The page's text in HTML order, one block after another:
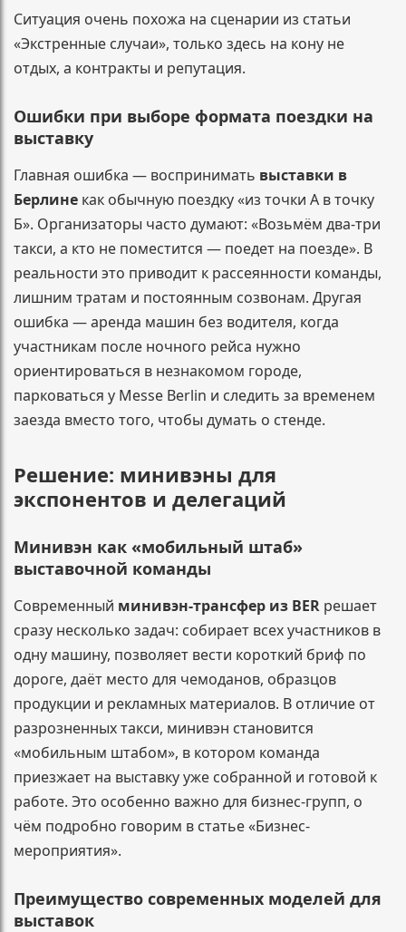
Ситуация очень похожа на сценарии из статьи
«Экстренные случаи», только здесь на кону не
отдых, а контракты и репутация.
Ошибки при выборе формата поездки на
выставку
Главная ошибка — воспринимать выставки в
Берлине как обычную поездку «из точки А в точку
Б». Организаторы часто думают: «Возьмём два-три
такси, а кто не поместится — поедет на поезде». В
реальности это приводит к рассеянности команды,
лишним тратам и постоянным созвонам. Другая
ошибка — аренда машин без водителя, когда
участникам после ночного рейса нужно
ориентироваться в незнакомом городе,
парковаться у Messe Berlin и следить за временем
заезда вместо того, чтобы думать о стенде.
Решение: минивэны для
экспонентов и делегаций
Минивэн как «мобильный штаб»
выставочной команды
Современный минивэн-трансфер из BER решает
сразу несколько задач: собирает всех участников в
одну машину, позволяет вести короткий бриф по
дороге, даёт место для чемоданов, образцов
продукции и рекламных материалов. В отличие от
разрозненных такси, минивэн становится
«мобильным штабом», в котором команда
приезжает на выставку уже собранной и готовой к
работе. Это особенно важно для бизнес-групп, о
чём подробно говорим в статье «Бизнес-
мероприятия».
Преимущество современных моделей для
выставок